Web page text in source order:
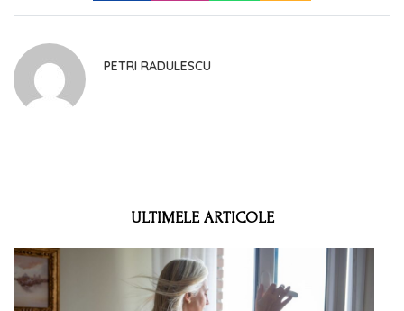
PETRI RADULESCU
ULTIMELE ARTICOLE